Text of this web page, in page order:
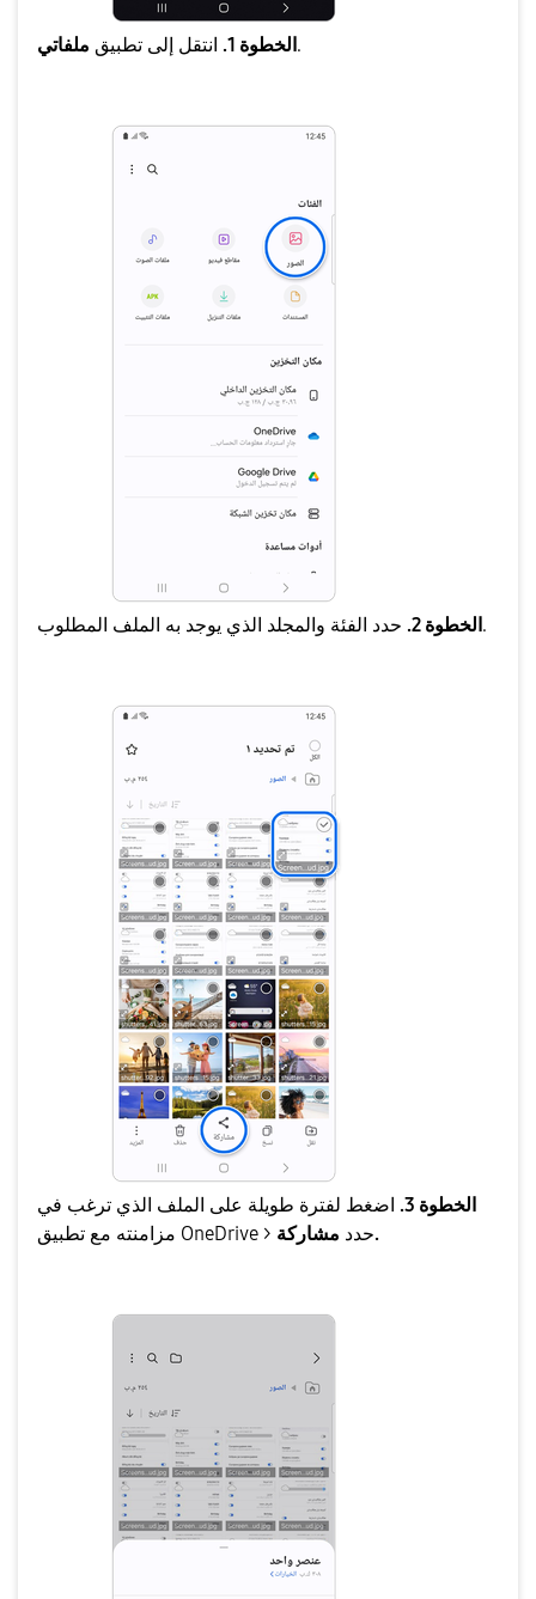
الخطوة 1. انتقل إلى تطبيق ملفاتي .
الخطوة 2. حدد الفئة والمجلد الذي يوجد به الملف المطلوب.
الخطوة 3.
اضغط لفترة طويلة على الملف الذي ترغب في
مزامنته مع تطبيق OneDrive > حددمشاركة.